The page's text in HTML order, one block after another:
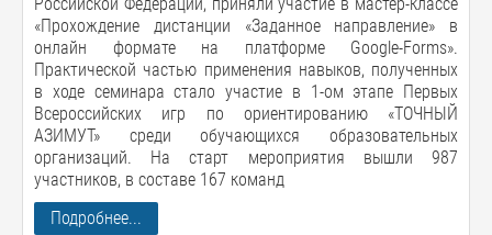
Российской Федерации, приняли участие в мастер-классе
«Прохождение дистанции «Заданное направление» в
онлайн формате на платформе Google-Forms».
Практической частью применения навыков, полученных
в ходе семинара стало участие в 1-ом этапе Первых
Всероссийских игр по ориентированию «ТОЧНЫЙ
АЗИМУТ» среди обучающихся образовательных
организаций. На старт мероприятия вышли 987
участников, в составе 167 команд
Подробнее...